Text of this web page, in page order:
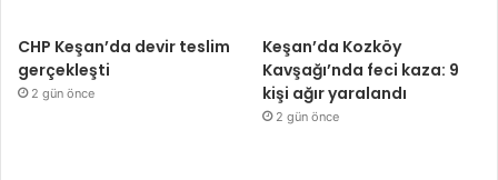
CHP Keşan’da devir teslim
gerçekleşti
2 gün önce
Keşan’da Kozköy
Kavşağı’nda feci kaza: 9
kişi ağır yaralandı
2 gün önce